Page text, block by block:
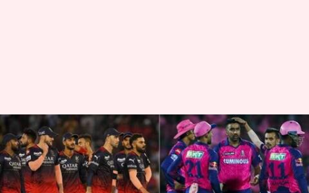
IPL 2023: ఉత్కంఠ పోరులో
ఆర్సీబీదే గెలుపు
వ్రాసిన వారు Jayachandra Akuri Apr 23, 2023 07:54 pm